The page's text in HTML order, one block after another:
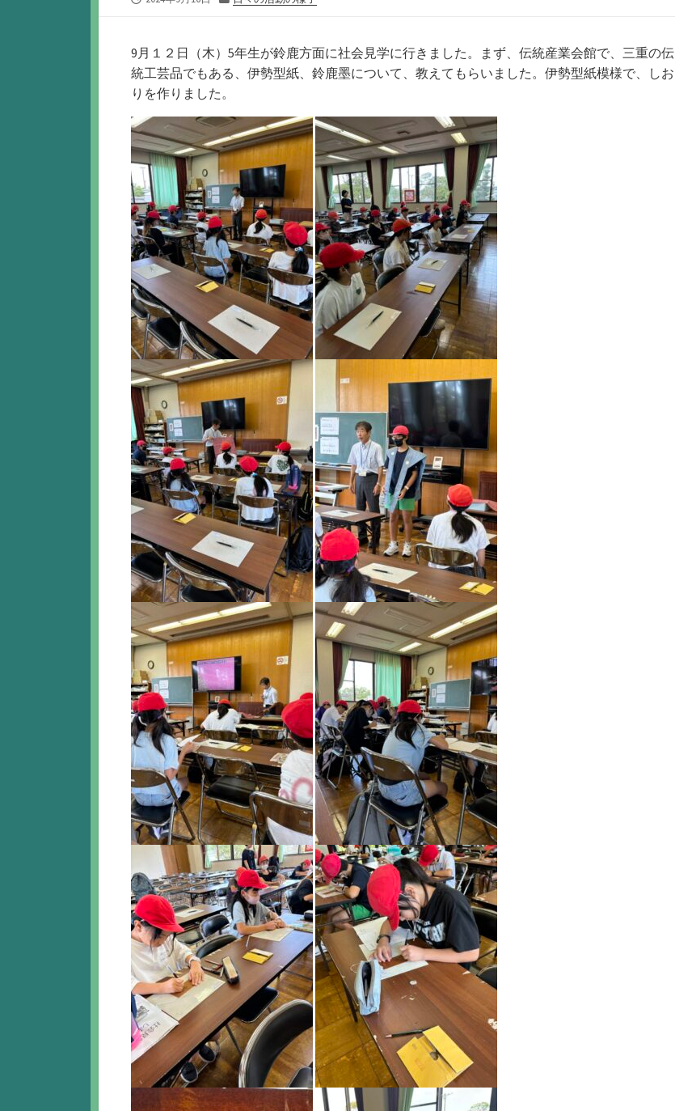
リ
ー
9月１２日（木）5年生が鈴鹿方面に社会見学に行きました。まず、伝統産業会館で、三重の伝
統工芸品でもある、伊勢型紙、鈴鹿墨について、教えてもらいました。伊勢型紙模様で、しお
りを作りました。